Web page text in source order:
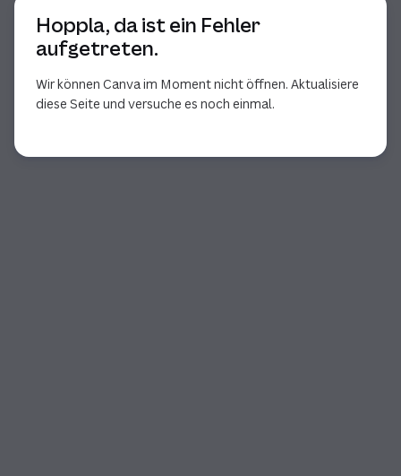
Hoppla, da ist ein Fehler
aufgetreten.
Wir können Canva im Moment nicht öffnen. Aktualisiere
diese Seite und versuche es noch einmal.